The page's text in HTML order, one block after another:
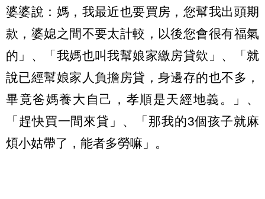
婆婆說：媽，我最近也要買房，您幫我出頭期
款，婆媳之間不要太計較，以後您會很有福氣
的」、「我媽也叫我幫娘家繳房貸欸」、「就
說已經幫娘家人負擔房貸，身邊存的也不多，
畢竟爸媽養大自己，孝順是天經地義。」、
「趕快買一間來貸」、「那我的3個孩子就麻
煩小姑帶了，能者多勞嘛」。